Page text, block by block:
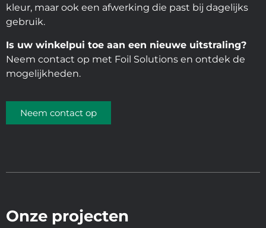
kleur, maar ook een afwerking die past bij dagelijks
gebruik.
Is uw winkelpui toe aan een nieuwe uitstraling?
Neem contact op met Foil Solutions en ontdek de
mogelijkheden.
Neem contact op
Onze projecten